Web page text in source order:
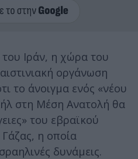
Ιράν, η χώρα του
οργάνωση
το άνοιγμα ενός «νέου
στη Μέση Ανατολή θα
του εβραϊκού
η οποία
δυνάμεις.